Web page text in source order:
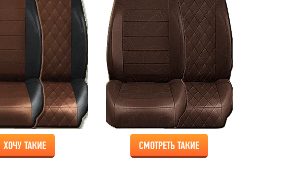
ХОЧУ ТАКИЕ СМОТРЕТЬ ТАКИЕ